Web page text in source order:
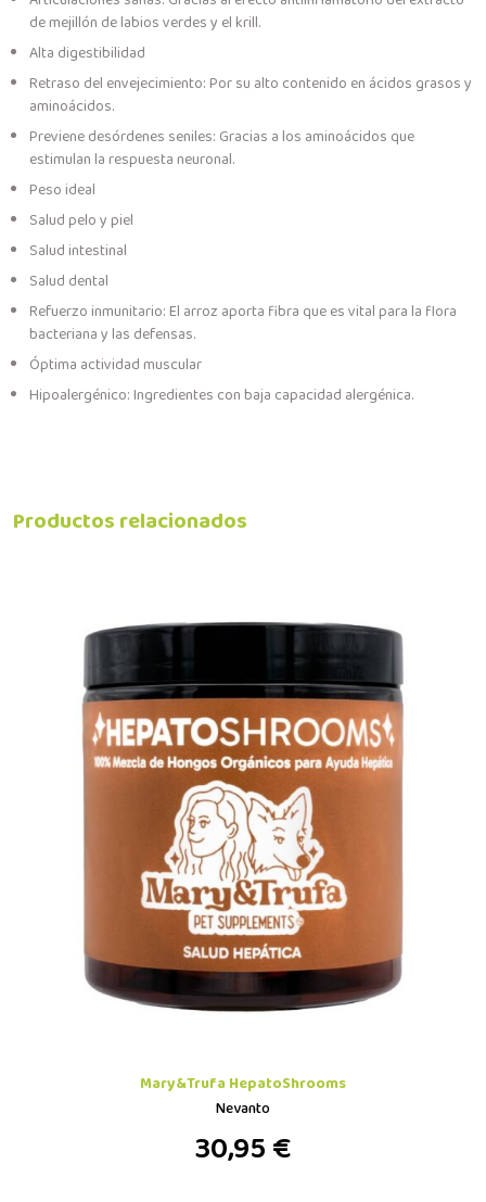
de mejillón de labios verdes y el krill.
Alta digestibilidad
Retraso del envejecimiento: Por su alto contenido en ácidos grasos y
aminoácidos.
Previene desórdenes seniles: Gracias a los aminoácidos que
estimulan la respuesta neuronal.
Peso ideal
Salud pelo y piel
Salud intestinal
Salud dental
Refuerzo inmunitario: El arroz aporta fibra que es vital para la flora
bacteriana y las defensas.
Óptima actividad muscular
Hipoalergénico: Ingredientes con baja capacidad alergénica.
Productos relacionados
Mary&Trufa HepatoShrooms
Nevanto
30,95 €